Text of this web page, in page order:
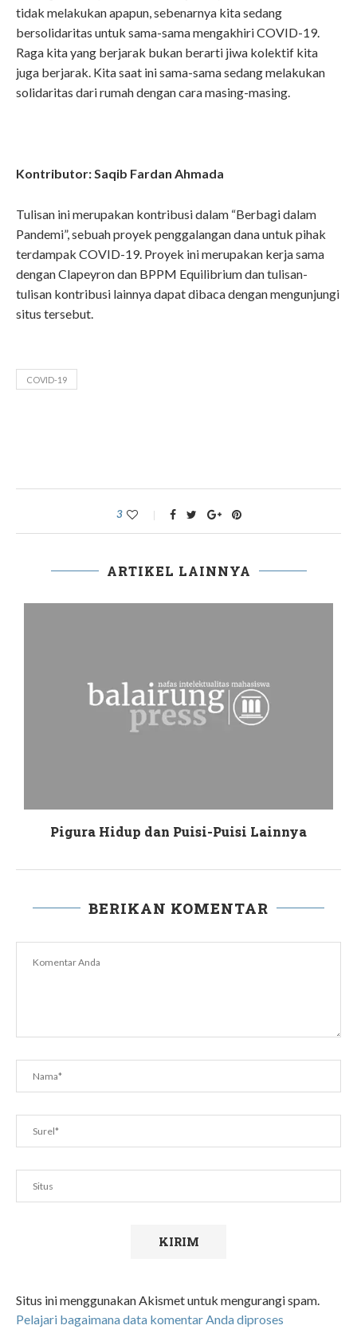
tidak melakukan apapun, sebenarnya kita sedang
bersolidaritas untuk sama-sama mengakhiri COVID-19.
Raga kita yang berjarak bukan berarti jiwa kolektif kita
juga berjarak. Kita saat ini sama-sama sedang melakukan
solidaritas dari rumahdengan cara masing-masing.
Kontributor: Saqib Fardan Ahmada
Tulisan ini merupakan kontribusi dalam “Berbagi dalam
Pandemi”, sebuah proyek penggalangan dana untuk pihak
terdampak COVID-19. Proyek ini merupakan kerja sama
dengan Clapeyron dan BPPM Equilibrium dan tulisan-
tulisan kontribusi lainnya dapat dibaca dengan mengunjungi
situs tersebut.
COVID-19
3
ARTIKEL LAINNYA
Pigura Hidup dan Puisi-Puisi Lainnya
BERIKAN KOMENTAR
Situs ini menggunakan Akismet untuk mengurangi spam.
Pelajari bagaimana data komentar Anda diproses